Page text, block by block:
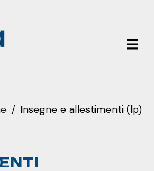
Insegne e allestimenti (lp)